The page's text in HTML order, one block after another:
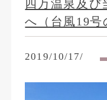
四万温泉及び
へ（台風19号
2019/10/17/